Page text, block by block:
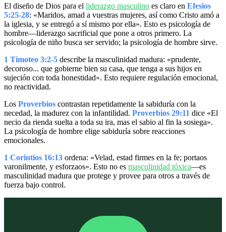
El diseño de Dios para el liderazgo masculino es claro en Efesios
5:25-28: «Maridos, amad a vuestras mujeres, así como Cristo amó a
la iglesia, y se entregó a sí mismo por ella». Esto es psicología de
hombre—liderazgo sacrificial que pone a otros primero. La
psicología de niño busca ser servido; la psicología de hombre sirve.
1 Timoteo 3:2-5 describe la masculinidad madura: «prudente,
decoroso... que gobierne bien su casa, que tenga a sus hijos en
sujeción con toda honestidad». Esto requiere regulación emocional,
no reactividad.
Los Proverbios contrastan repetidamente la sabiduría con la
necedad, la madurez con la infantilidad. Proverbios 29:11 dice «El
necio da rienda suelta a toda su ira, mas el sabio al fin la sosiega».
La psicología de hombre elige sabiduría sobre reacciones
emocionales.
1 Corintios 16:13 ordena: «Velad, estad firmes en la fe; portaos
varonilmente, y esforzaos». Esto no es masculinidad tóxica—es
masculinidad madura que protege y provee para otros a través de
fuerza bajo control.